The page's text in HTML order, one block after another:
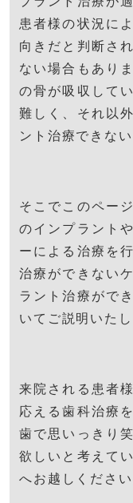
患者様の状況に
向きだと判断さ
ない場合もあり
の骨が吸収して
難しく、それ以
ント治療できな
そこでこのペー
のインプラント
ーによる治療を
治療ができない
ラント治療がで
いてご説明いたし
来院される患者
応える歯科治療
歯で思いっきり
欲しいと考えて
へお越しください